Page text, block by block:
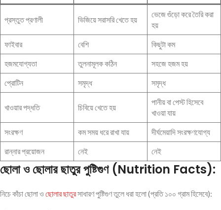
প্রস্তুত প্রণালী ভিজিয়ে সরাসরি খেতে হয়
ভেজে গুঁড়ো করে তৈরি করা
হয়
ফাইবার বেশি কিছুটা কম
হজমযোগ্যতা তুলনামূলক কঠিন সহজে হজম হয়
প্রোটিন সমৃদ্ধ সমৃদ্ধ
খাওয়ার পদ্ধতি চিবিয়ে খেতে হয়
পানীয় বা পেস্ট হিসেবে
খাওয়া যায়
সংরক্ষণ কম সময় ধরে রাখা যায় দীর্ঘমেয়াদি সংরক্ষণযোগ্য
রান্নার প্রয়োজন নেই নেই
ছোলা ও ছোলার ছাতুর পুষ্টিগুণ (Nutrition Facts):
নিচে কাঁচা ছোলা ও ছোলার ছাতুরসাধারণ পুষ্টিগুণ তুলে ধরা হলো (প্রতি ১০০ গ্রাম হিসেবে):